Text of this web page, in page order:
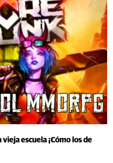
escuela ¡Cómo los de